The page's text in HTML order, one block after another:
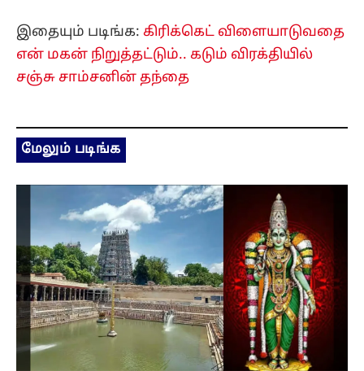
இதையும் படிங்க: கிரிக்கெட் விளையாடுவதை
என் மகன் நிறுத்தட்டும்.. கடும் விரக்தியில்
சஞ்சு சாம்சனின் தந்தை
மேலும் படிங்க